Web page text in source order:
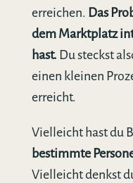
erreichen. Das
dem Marktplatz
hast. Du steckst
einen kleinen
erreicht.
Vielleicht hast du
bestimmte
Vielleicht denkst